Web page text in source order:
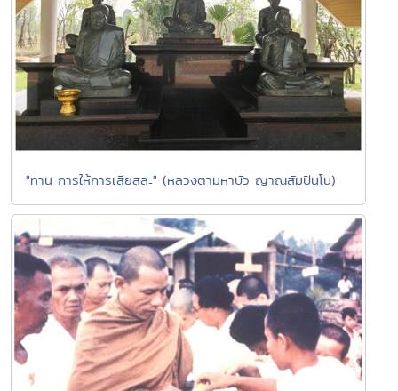
"ทาน การให้การเสียสละ" (หลวงตามหาบัว ญาณสัมปันโน)